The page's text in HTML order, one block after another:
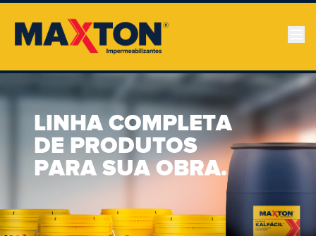
LINHA COMPLETA
DE PRODUTOS
PARA SUA OBRA.